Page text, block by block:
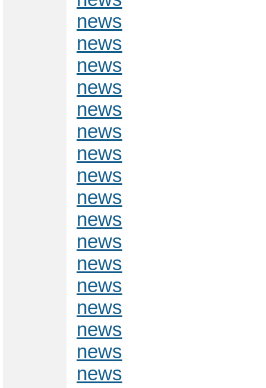
news
news
news
news
news
news
news
news
news
news
news
news
news
news
news
news
news